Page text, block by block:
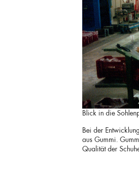
Blick in die
Bei der
aus Gummi.
Qualität der